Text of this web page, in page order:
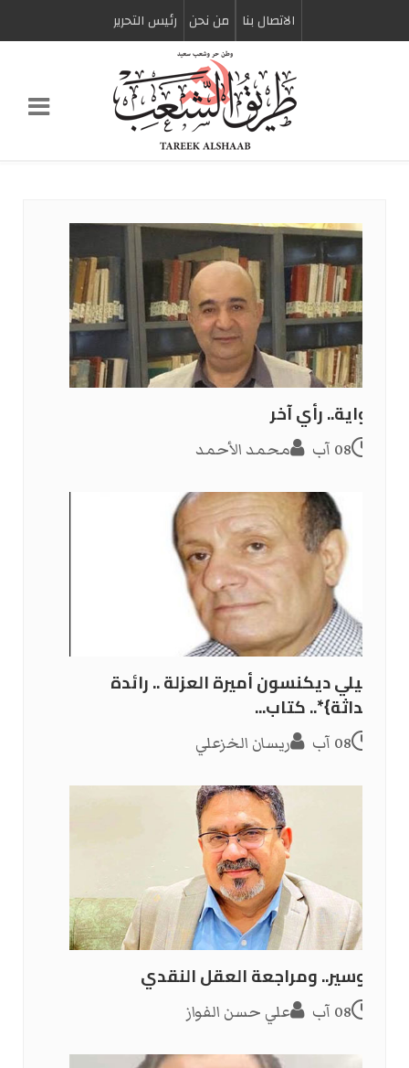
الاتصال بنا من نحن رئیس التحریر
الرواية.. رأي آخر
08 آب محمد الأحمد
{إميلي ديكنسون أميرة العزلة .. رائدة
الحداثة}*.. كتاب...
08 آب ريسان الخزعلي
ألتوسير.. ومراجعة العقل النقدي
08 آب علي حسن الفواز